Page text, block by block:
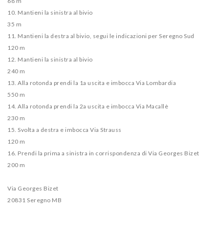
10. Mantieni la sinistra al bivio
35 m
11. Mantieni la destra al bivio, segui le indicazioni per Seregno Sud
120 m
12. Mantieni la sinistra al bivio
240 m
13. Alla rotonda prendi la 1a uscita e imbocca Via Lombardia
550 m
14. Alla rotonda prendi la 2a uscita e imbocca Via Macallè
230 m
15. Svolta a destra e imbocca Via Strauss
120 m
16. Prendi la prima a sinistra in corrispondenza di Via Georges Bizet
200 m
Via Georges Bizet
20831 Seregno MB